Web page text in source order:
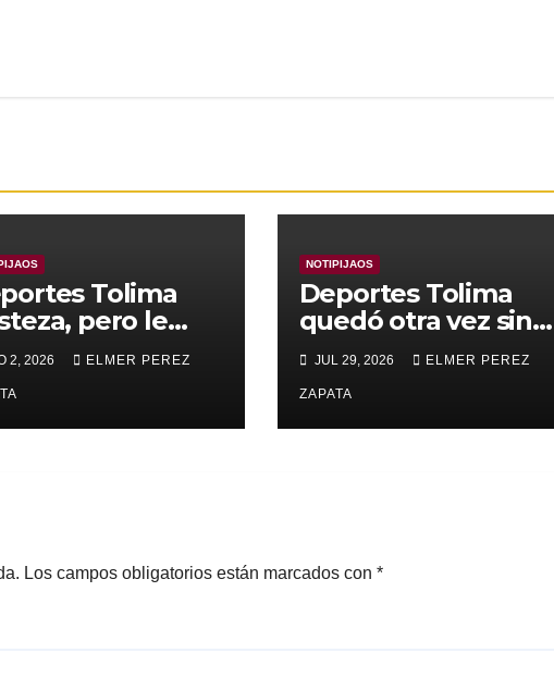
Tolima
pero le
para
a Alianza
2 A 1
2, 2026 ELMER PEREZ
NOTIPIJAOS
Deportes Tolima
quedó otra vez sin
Copa
JUL 29, 2026 ELMER PEREZ
ZAPATA
Los campos obligatorios están marcados con *